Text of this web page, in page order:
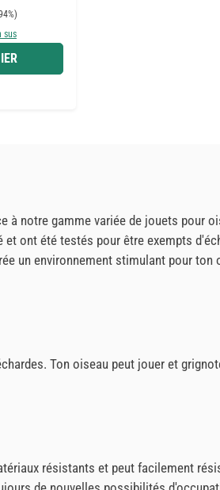
sus
à notre gamme variée de jouets pour
ont été testés pour être exempts
un environnement stimulant pour ton
Ton oiseau peut jouer et
résistants et peut facilement